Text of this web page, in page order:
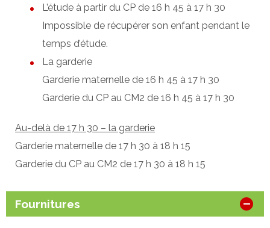
Pastorale
Règlement intérieur
Actualités / Vie à l'école
Galerie photos
L’étude à partir du CP de 16 h 45 à 17 h 30
Impossible de récupérer son enfant pendant le
temps d’étude.
La garderie
Garderie maternelle de 16 h 45 à 17 h 30
Garderie du CP au CM2 de 16 h 45 à 17 h 30
Au-delà de 17 h 30 – la garderie
Garderie maternelle de 17 h 30 à 18 h 15
Garderie du CP au CM2 de 17 h 30 à 18 h 15
Fournitures